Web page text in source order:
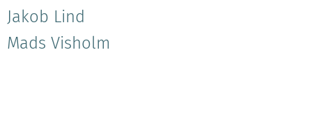
Jakob Lind
Mads Visholm